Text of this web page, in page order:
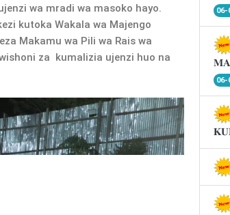
wa mradi wa masoko hayo.
kutoka Wakala wa Majengo
Makamu wa Pili wa Rais wa
za kumalizia ujenzi huo na
06-
06-